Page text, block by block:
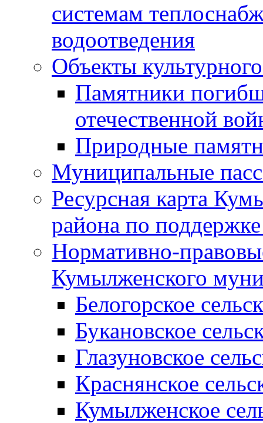
системам
водоотведения
Объекты
Памятники
отечественной
Природные
Муниципальные
Ресурсная карта
района по
Нормативно-
Кумылженского
Белогорское
Букановское
Глазуновское
Краснянское
Кумылженское